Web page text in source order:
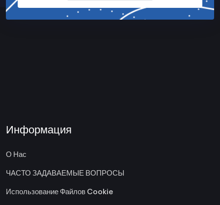
Информация
О Нас
ЧАСТО ЗАДАВАЕМЫЕ ВОПРОСЫ
Использование Файлов Cookie